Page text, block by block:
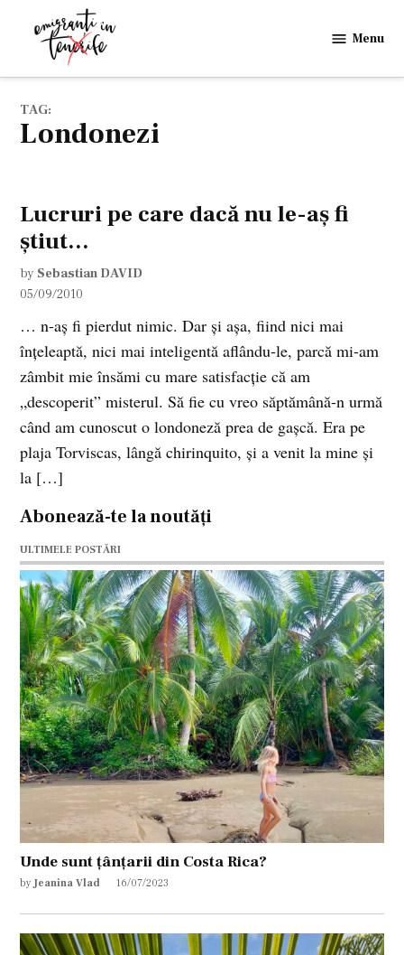
in
Menu
TAG:
londonezi
Lucruri pe care dacă nu le-aş fi
ştiut…
by Sebastian DAVID
05/09/2010
… n-aş fi pierdut nimic. Dar şi aşa, fiind nici mai
înţeleaptă, nici mai inteligentă aflându-le, parcă mi-am
zâmbit mie însămi cu mare satisfacţie că am
„descoperit” misterul. Să fie cu vreo săptămână-n urmă
când am cunoscut o londoneză prea de gaşcă. Era pe
plaja Torviscas, lângă chirinquito, şi a venit la mine şi
la […]
Abonează-te la noutăți
ULTIMELE POSTĂRI
Unde sunt țânțarii din Costa Rica?
by Jeanina Vlad 16/07/2023